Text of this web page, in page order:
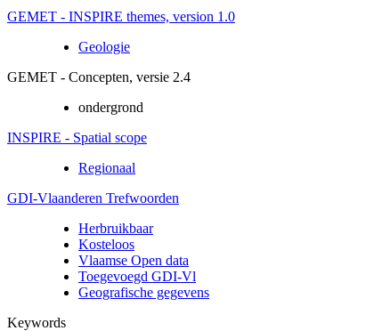
GEMET - INSPIRE themes, version 1.0
Geologie
GEMET - Concepten, versie 2.4
ondergrond
INSPIRE - Spatial scope
Regionaal
GDI-Vlaanderen Trefwoorden
Herbruikbaar
Kosteloos
Vlaamse Open data
Toegevoegd GDI-Vl
Geografische gegevens
Keywords